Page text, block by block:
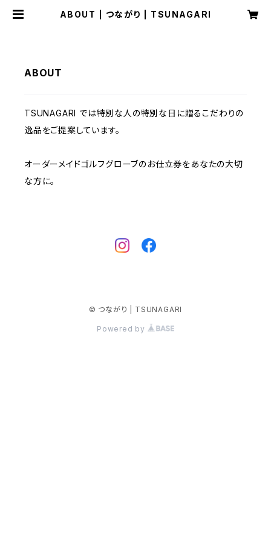
ABOUT | つながり | TSUNAGARI
ABOUT
TSUNAGARI では特別な人の特別な日に贈るこだわりの
逸品をご提案しています。
オーダーメイドゴルフグローブのお仕立券をあなたの大切
な方に。
© つながり | TSUNAGARI
Powered by